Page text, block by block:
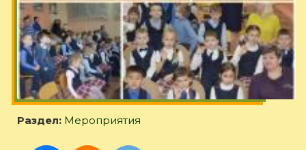
Раздел: Мероприятия